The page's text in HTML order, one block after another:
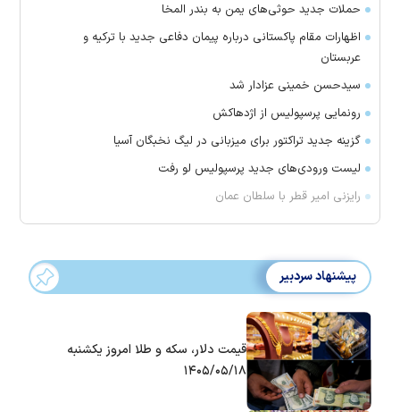
حملات جدید حوثی‌های یمن به بندر المخا
اظهارات مقام پاکستانی درباره پیمان دفاعی جدید با ترکیه و
عربستان
سیدحسن خمینی عزادار شد
رونمایی پرسپولیس از اژدهاکش
گزینه جدید تراکتور برای میزبانی در لیگ نخبگان آسیا
لیست ورودی‌های جدید پرسپولیس لو رفت
رایزنی امیر قطر با سلطان عمان
پیشنهاد سردبیر
قیمت دلار، سکه و طلا امروز یکشنبه
۱۴۰۵/۰۵/۱۸